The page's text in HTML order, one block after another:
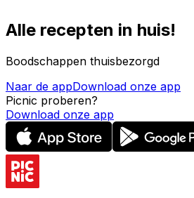
Alle recepten in huis!
Boodschappen thuisbezorgd
Naar de appDownload onze app
Picnic proberen?
Download onze app